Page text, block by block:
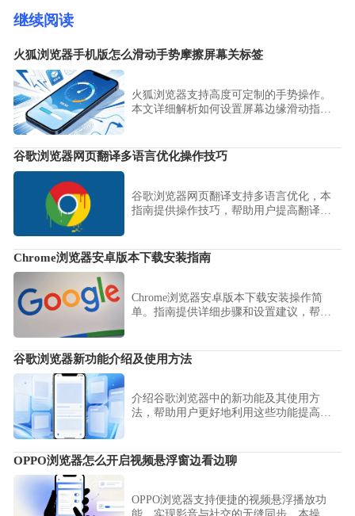
继续阅读
火狐浏览器手机版怎么滑动手势摩擦屏幕关标签
火狐浏览器支持高度可定制的手势操作。
本文详细解析如何设置屏幕边缘滑动指
顺畅自然。
谷歌浏览器网页翻译多语言优化操作技巧
谷歌浏览器网页翻译支持多语言优化，本
指南提供操作技巧，帮助用户提高翻译准
Chrome浏览器安卓版本下载安装指南
Chrome浏览器安卓版本下载安装操作简
单。指南提供详细步骤和设置建议，帮助
谷歌浏览器新功能介绍及使用方法
介绍谷歌浏览器中的新功能及其使用方
法，帮助用户更好地利用这些功能提高浏
OPPO浏览器怎么开启视频悬浮窗边看边聊
OPPO浏览器支持便捷的视频悬浮播放功